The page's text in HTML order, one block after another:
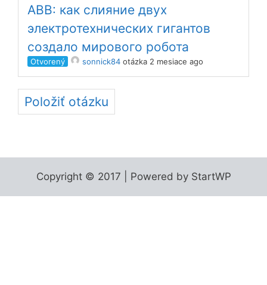
ABB: как слияние двух
электротехнических гигантов
создало мирового робота
Otvorený sonnick84 otázka 2 mesiace ago
Položiť otázku
Copyright © 2017 | Powered by StartWP